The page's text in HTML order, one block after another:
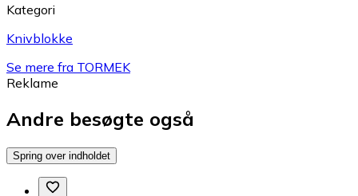
Kategori
Knivblokke
Se mere fra TORMEK
Reklame
Andre besøgte også
Spring over indholdet